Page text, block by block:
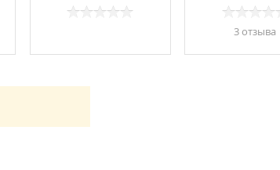
3 отзывa